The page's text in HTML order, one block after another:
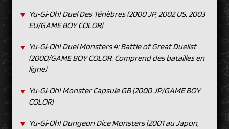
Yu‑Gi‑Oh!Duel Des Ténèbres(2000 JP, 2002 US, 2003
EU/GAME BOY COLOR)
Yu‑Gi‑Oh! Duel Monsters 4: Battle of Great Duelist
(2000/GAME BOY COLOR. Comprend des batailles en
ligne)
Yu‑Gi‑Oh! Monster Capsule GB (2000 JP/GAME BOY
COLOR)
Yu‑Gi‑Oh! Dungeon Dice Monsters (2001 au Japon,